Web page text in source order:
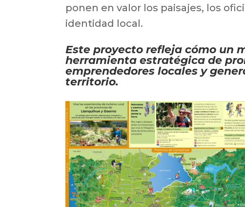
ponen en valor los paisajes, los
identidad local.
Este proyecto refleja cómo un
herramienta estratégica de
emprendedores locales y
territorio.